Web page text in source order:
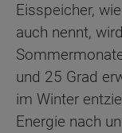
Eisspeicher,
auch nennt,
und 25 Grad
im Winter
Energie nach